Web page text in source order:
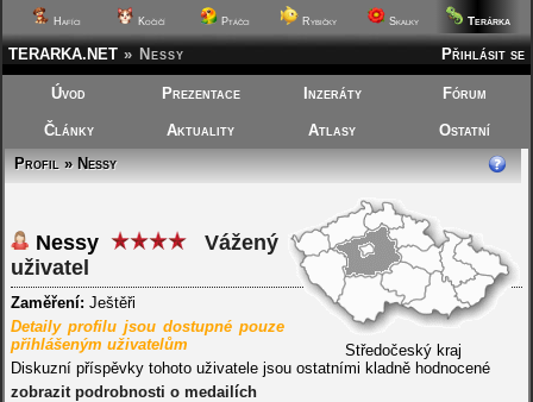
Hafíci Kočičí Ptáčci Rybičky Skalky Terárka
Přihlásit se
TERARKA.NET » Nessy
Úvod Prezentace Inzeráty Fórum
Články Aktuality Atlasy
Ostatní
Profil » Nessy
Středočeský kraj
Nessy
Vážený
uživatel
Zaměření: Ještěři
Detaily profilu jsou dostupné pouze
přihlášeným uživatelům
Diskuzní příspěvky tohoto uživatele jsou ostatními kladně hodnocené
zobrazit podrobnosti o medailích